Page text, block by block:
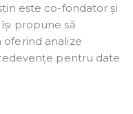
este co-fondator și
propune să
oferind analize
pentru date